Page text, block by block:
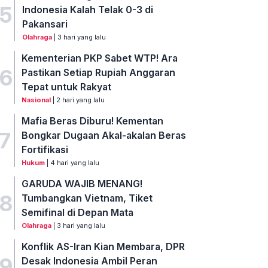
Indonesia Kalah Telak 0-3 di
Pakansari
Olahraga| 3 hari yang lalu
Kementerian PKP Sabet WTP! Ara
Pastikan Setiap Rupiah Anggaran
Tepat untuk Rakyat
Nasional | 2 hari yang lalu
Mafia Beras Diburu! Kementan
Bongkar Dugaan Akal-akalan Beras
Fortifikasi
Hukum | 4 hari yang lalu
GARUDA WAJIB MENANG!
Tumbangkan Vietnam, Tiket
Semifinal di Depan Mata
Olahraga | 3 hari yang lalu
Konflik AS-Iran Kian Membara, DPR
Desak Indonesia Ambil Peran